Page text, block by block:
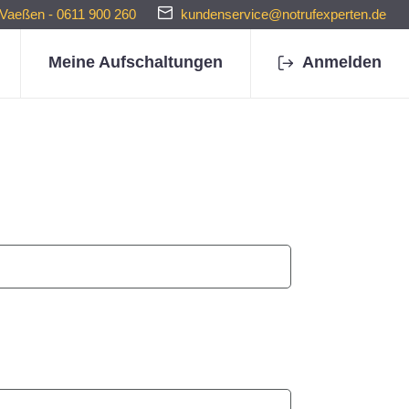
- 0611 900 260 kundenservice@notrufexperten.de
Meine Aufschaltungen Anmelden